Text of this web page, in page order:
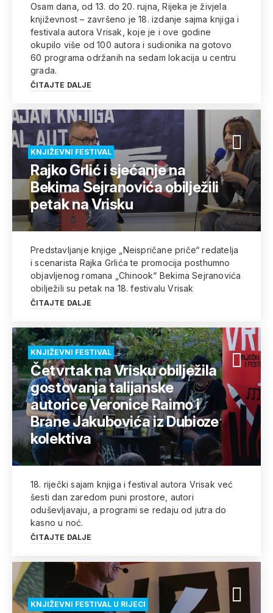
Osam dana, od 13. do 20. rujna, Rijeka je živjela
književnost – završeno je 18. izdanje sajma knjiga i
festivala autora Vrisak, koje je i ove godine
okupilo više od 100 autora i sudionika na gotovo
60 programa održanih na sedam lokacija u centru
grada.
ČITAJTE DALJE
KNJIŽEVNI FESTIVAL
Rajko Grlić i sjećanje na
Bekima Sejranovića obilježili
petak na Vrisku
Predstavljanje knjige „Neispričane priče“ redatelja
i scenarista Rajka Grlića te promocija posthumno
objavljenog romana „Chinook“ Bekima Sejranovića
obilježili su petak na 18. festivalu Vrisak
ČITAJTE DALJE
KNJIŽEVNI FESTIVAL
Četvrtak na Vrisku obilježila
gostovanja talijanske
autorice Veronice Raimo i
Brane Jakubovića iz Dubioze
kolektiva
18. riječki sajam knjiga i festival autora Vrisak već
šesti dan zaredom puni prostore, autori
oduševljavaju, a programi se redaju od jutra do
kasno u noć.
ČITAJTE DALJE
KNJIŽEVNI FESTIVAL U RIJECI